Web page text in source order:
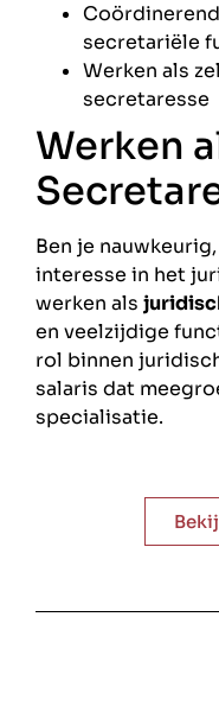
secretariële
Werken als
secretaresse
Werken
Ben je
interesse in het
werken als
en veelzijdige
rol binnen
salaris dat
specialisatie.